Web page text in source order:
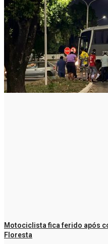
Motociclista fica ferido após
Floresta